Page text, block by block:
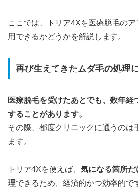
ここでは、トリア4Xを医療脱毛の
用できるかどうかを解説します。
再び生えてきたムダ毛の処理
医療脱毛を受けたあとでも、数年経
することがあります。
その際、都度クリニックに通うのは
ます。
トリア4Xを使えば、 気になる箇所
理できるため、経済的かつ効率的で